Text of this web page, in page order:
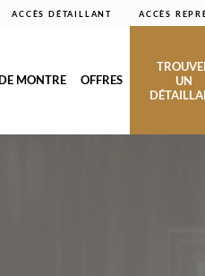
ACCÈS DÉTAILLANT ACCÈS
MONTRE OFFRES
UN